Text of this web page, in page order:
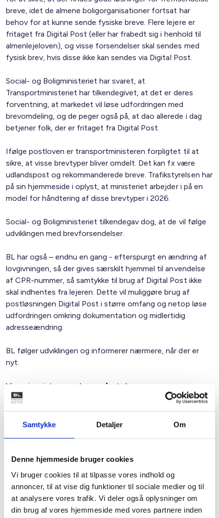
Samtykke Detaljer Om
Denne hjemmeside bruger cookies
Vi bruger cookies til at tilpasse vores indhold og
annoncer, til at vise dig funktioner til sociale medier og til
at analysere vores trafik. Vi deler også oplysninger om
din brug af vores hjemmeside med vores partnere inden
breve, idet de almene boligorganisationer fortsat har
behov for at kunne sende fysiske breve. Flere lejere er
fritaget fra Digital Post (eller har frabedt sig i henhold til
almenlejeloven), og visse forsendelser skal sendes med
fysisk brev, hvis disse ikke kan sendes via Digital Post.
Social- og Boligministeriet har svaret, at
Transportministeriet har tilkendegivet, at det er deres
forventning, at markedet vil løse udfordringen med
brevomdeling, og de peger også på, at dao allerede i dag
betjener folk, der er fritaget fra Digital Post.
Ifølge postloven er transportministeren forpligtet til at
sikre, at visse brevtyper bliver omdelt. Det kan fx være
udlandspost og rekommanderede breve. Trafikstyrelsen har
på sin hjemmeside i oplyst, at ministeriet arbejder i på en
model for håndtering af disse brevtyper i 2026.
Social- og Boligministeriet tilkendegav dog, at de vil følge
udviklingen med brevforsendelser.
BL har også – endnu en gang - efterspurgt en ændring af
lovgivningen, så der gives særskilt hjemmel til anvendelse
af CPR-nummer, så samtykke til brug af Digital Post ikke
skal indhentes fra lejeren. Dette vil muliggøre brug af
postløsningen Digital Post i større omfang og netop løse
udfordringen omkring dokumentation og midlertidig
adresseændring.
BL følger udviklingen og informerer nærmere, når der er
nyt.
Vi gør i øvrigt opmærksom på, at almene
boligorganisationer har mulighed for at deltage i Dansk
erhvervs webinar om emnet den 22. september ved navn
'Farvel til PostNord - sådan sender du breve i 2026'.
Anni Pedersen kontaktesanp@bl.dk.
Med venlig hilsen
Bent Madsen / Anni Pedersen